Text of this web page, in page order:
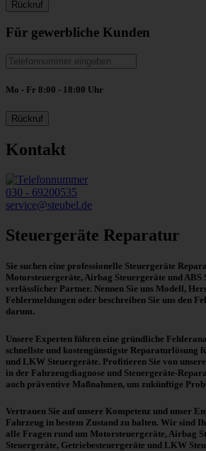
Für gewerbliche Kunden
Mo - Fr 8:00 - 18:00 Uhr
Kontakt
030 - 69200535
service@steubel.de
Steuergeräte Reparatur
Sie suchen eine professionelle Steuergeräte
Motorsteuergeräte, Airbag Steuergeräte und
verlässlicher Partner. Nennen Sie uns Modell,
Fehlermeldungen oder beschreiben Sie uns den
darum.
Unsere Experten führen eine gründliche
schnellste und kostengünstigste Reparaturlösung
und LKW Steuergeräte. Profitieren Sie von
in der Fahrzeugdiagnose und Steuergeräte-
auch präventive Maßnahmen, um zukünftige
Vertrauen Sie auf unsere Kompetenz und unser
Fahrzeug in bestem Zustand zu halten. Wir sind
alle Fragen rund um Motorsteuergeräte, Airbag
Steuergeräte, Getriebesteuergeräte und LKW